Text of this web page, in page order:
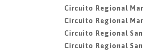
Circuito Regional
Circuito Regional
Circuito Regional
Circuito Regional